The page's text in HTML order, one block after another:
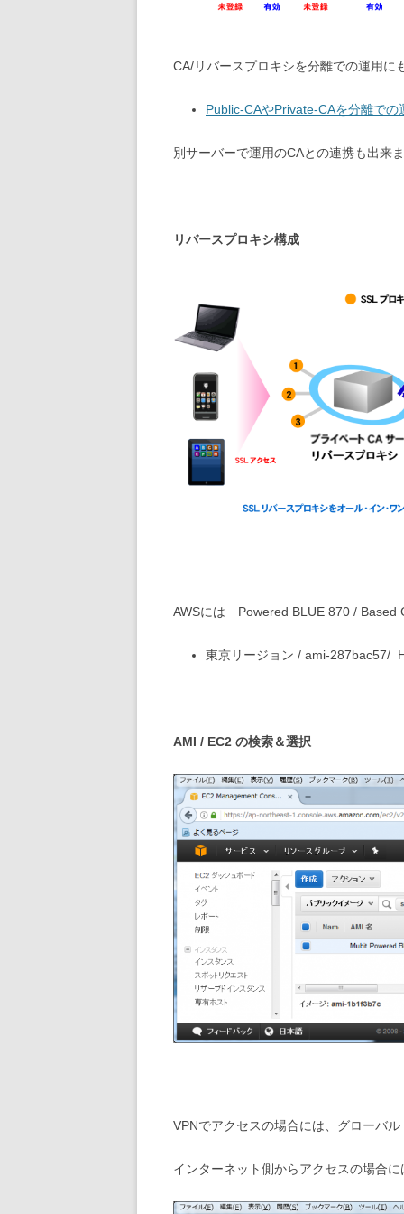
CA/リバースプロキシを分離での運用に
Public-CAやPrivate-CAを分離での
別サーバーで運用のCAとの連携も出来
リバースプロキシ構成
AWSには Powered BLUE 870 /
東京リージョン / ami-287bac57/
AMI / EC2 の検索＆選択
VPNでアクセスの場合には、グローバ
インターネット側からアクセスの場合